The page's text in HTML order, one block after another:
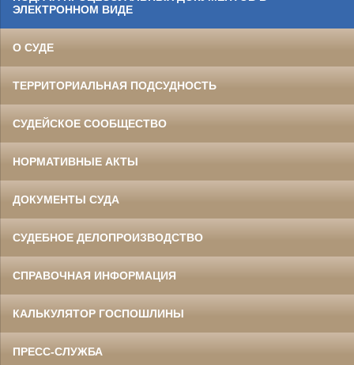
ЭЛЕКТРОННОМ ВИДЕ
О СУДЕ
ТЕРРИТОРИАЛЬНАЯ ПОДСУДНОСТЬ
СУДЕЙСКОЕ СООБЩЕСТВО
НОРМАТИВНЫЕ АКТЫ
ДОКУМЕНТЫ СУДА
СУДЕБНОЕ ДЕЛОПРОИЗВОДСТВО
СПРАВОЧНАЯ ИНФОРМАЦИЯ
КАЛЬКУЛЯТОР ГОСПОШЛИНЫ
ПРЕСС-СЛУЖБА